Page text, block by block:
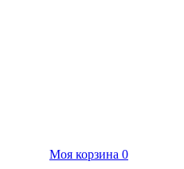
Моя корзина 0